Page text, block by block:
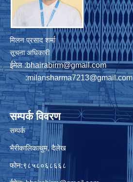
मिलन प्रसाद शर्मा
सूचना अधिकारी
ईमेल :bhairabirm@gmail.com
:milansharma7213@gmail.com
सम्पर्क विवरण
सम्पर्क
भैरीकालिकाथुम, दैलेख
फोन:९८५८०६८६६८